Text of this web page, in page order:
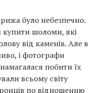
було небезпечно.
шоломи, які
від каменів. Але в
і фотографи
побити їх
всьому світу
по відношенню